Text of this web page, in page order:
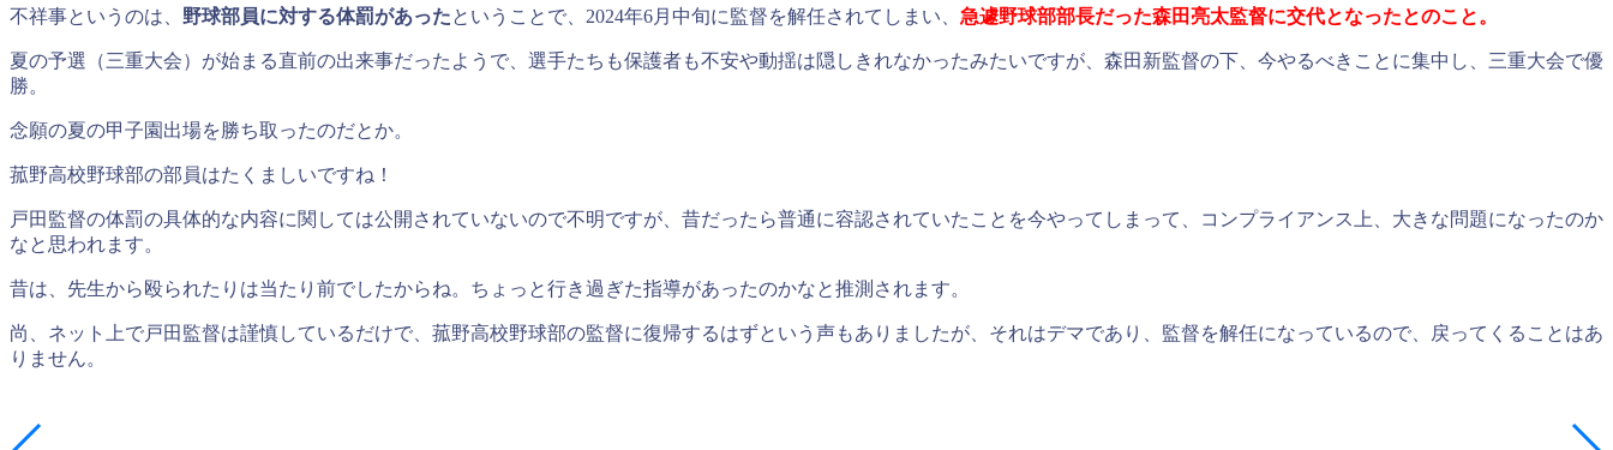
不祥事というのは、 野球部員に対する体罰があったということで、2024年6月中旬に監督を解任されてしまい、 急遽野球部部長だった森田亮太監督に交代となったとのこと。
夏の予選（三重大会）が始まる直前の出来事だったようで、選手たちも保護者も不安や動揺は隠しきれなかったみたいですが、森田新監督の下、今やるべきことに集中し、三重大会で優
勝。
念願の夏の甲子園出場を勝ち取ったのだとか。
菰野高校野球部の部員はたくましいですね！
戸田監督の体罰の具体的な内容に関しては公開されていないので不明ですが、昔だったら普通に容認されていたことを今やってしまって、コンプライアンス上、大きな問題になったのか
なと思われます。
昔は、先生から殴られたりは当たり前でしたからね。ちょっと行き過ぎた指導があったのかなと推測されます。
尚、ネット上で戸田監督は謹慎しているだけで、菰野高校野球部の監督に復帰するはずという声もありましたが、それはデマであり、監督を解任になっているので、戻ってくることはあ
りません。